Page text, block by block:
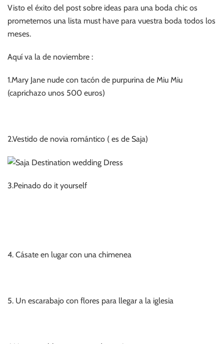
Visto el éxito del post sobre ideas para una boda chic os
prometemos una lista must have para vuestra boda todos los
meses.
Aquí va la de noviembre :
1.Mary Jane nude con tacón de purpurina de Miu Miu
(caprichazo unos 500 euros)
2.Vestido de novia romántico ( es de Saja)
3.Peinado do it yourself
4. Cásate en lugar con una chimenea
5. Un escarabajo con flores para llegar a la iglesia